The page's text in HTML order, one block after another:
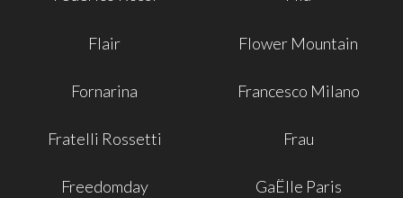
Flair Flower Mountain
Fornarina Francesco Milano
Fratelli Rossetti Frau
Freedomday GaËlle Paris